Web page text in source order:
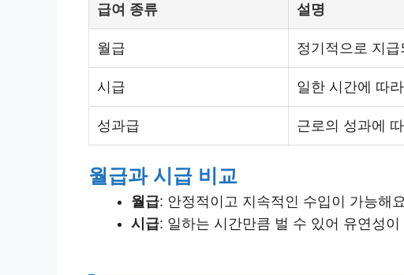
급여 종류 설명
월급 정기적으로 지급
시급 일한 시간에 따
성과급 근로의 성과에
월급과 시급 비교
월급: 안정적이고 지속적인 수입이 가능해
시급: 일하는 시간만큼 벌 수 있어 유연성이